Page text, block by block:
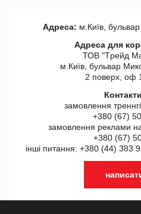
Адреса: м.Київ,
Адреса для
ТОВ "Tрейд
м.Київ, бульвар
2 поверх, оф
замовлення
+380 (67)
замовлення реклами
+380 (67)
інші питання: +380 (44) 383